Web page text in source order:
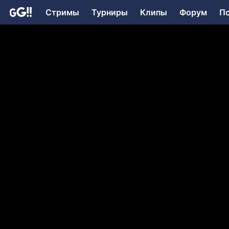
Стримы Турниры Клипы Форум